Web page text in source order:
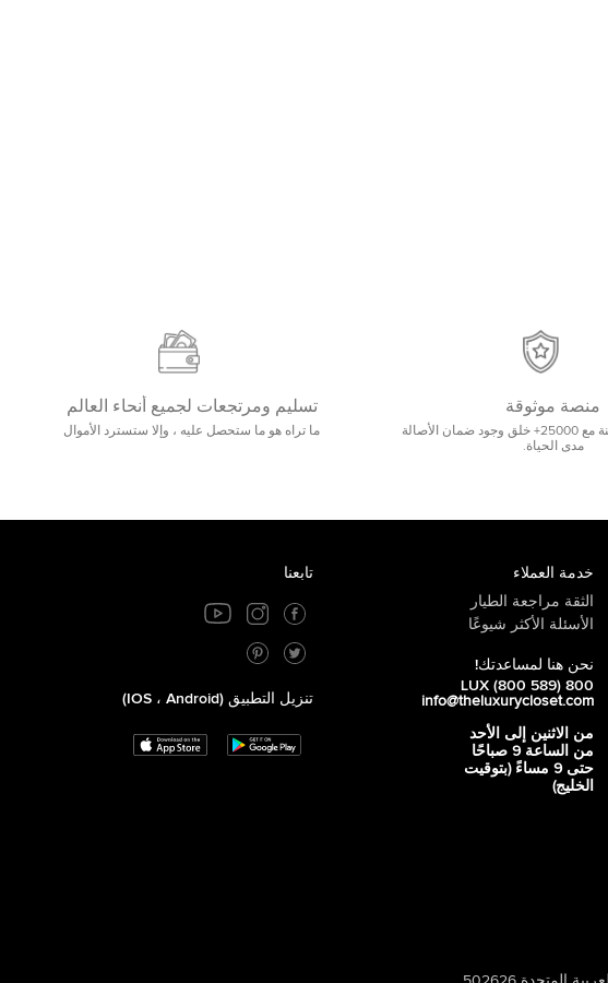
منصة موثوقة
صفيحة موثوقة وآمنة مع 25000+ خلق وجود ضمان الأصالة
مدى الحياة.
تسليم ومرتجعات لجميع أنحاء العالم
ما تراه هو ما ستحصل عليه ، وإلا ستسترد الأموال
خدمة العملاء
الثقة مراجعة الطيار
الأسئلة الأكثر شيوعًا
نحن هنا لمساعدتك!
800 LUX (800 589)
info@theluxurycloset.com
من الاثنين إلى الأحد
من الساعة 9 صباحًا
حتى 9 مساءً (بتوقيت
الخليج)
تابعنا
تنزيل التطبيق (iOS ، Android)